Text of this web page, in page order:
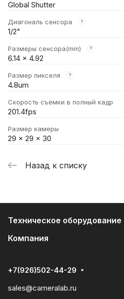
Global Shutter
Диагональ сенсора ?
1/2"
Размеры сенсора(mm) ?
6.14 x 4.92
Размер пикселя ?
4.8um
Скорость съёмки в полный кадр
201.4fps
Размер камеры
29 × 29 × 30
Назад к списку
Техническое оборудование
Компания
+7(926)502-44-29
sales@cameralab.ru